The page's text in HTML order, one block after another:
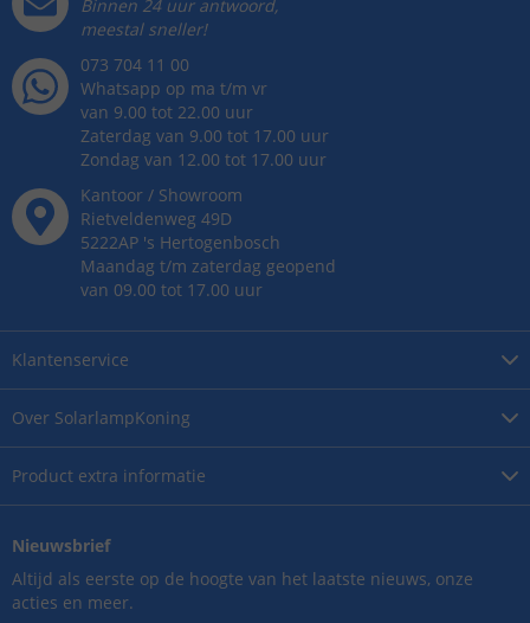
Over SolarlampKoning
Product extra informatie
Klantenservice
Binnen 24 uur antwoord,
meestal sneller!
073 704 11 00
Whatsapp op ma t/m vr
van 9.00 tot 22.00 uur
Zaterdag van 9.00 tot 17.00 uur
Zondag van 12.00 tot 17.00 uur
Kantoor / Showroom
Rietveldenweg 49D
5222AP 's Hertogenbosch
Maandag t/m zaterdag geopend
van 09.00 tot 17.00 uur
Nieuwsbrief
Altijd als eerste op de hoogte van het laatste nieuws, onze
acties en meer.